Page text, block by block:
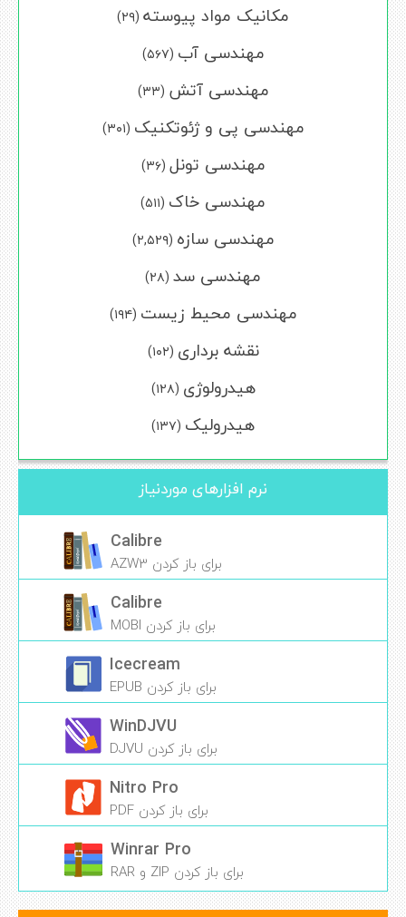
مکانیک مواد پیوسته (۲۹)
مهندسی آب (۵۶۷)
مهندسی آتش (۳۳)
مهندسی پی و ژئوتکنیک (۳۰۱)
مهندسی تونل (۳۶)
مهندسی خاک (۵۱۱)
مهندسی سازه (۲,۵۲۹)
مهندسی سد (۲۸)
مهندسی محیط زیست (۱۹۴)
نقشه برداری (۱۰۲)
هیدرولوژی (۱۲۸)
هیدرولیک (۱۳۷)
نرم افزارهای موردنیاز
Calibre
برای باز کردن AZW3
Calibre
برای باز کردن MOBI
Icecream
برای باز کردن EPUB
WinDJVU
برای باز کردن DJVU
Nitro Pro
برای باز کردن PDF
Winrar Pro
برای باز کردن ZIP و RAR